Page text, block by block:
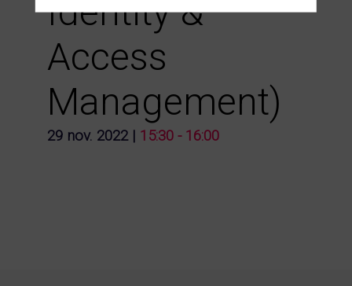
Identity &
Access
Management)
29 nov. 2022| 15:30 - 16:00